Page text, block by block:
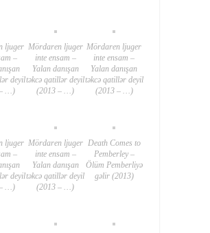
ljuger
–
deyil
…)
Mördaren ljuger
inte ensam –
Yalan danışan
təkcə qatillər deyil
(2013 – …)
Mördaren ljuger
inte ensam –
Yalan danışan
təkcə qatillər deyil
(2013 – …)
ljuger
–
deyil
…)
Mördaren ljuger
inte ensam –
Yalan danışan
təkcə qatillər deyil
(2013 – …)
Death Comes to
Pemberley –
Ölüm Pemberliyə
gəlir (2013)